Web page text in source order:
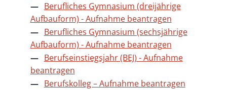
Berufliches Gymnasium (dreijährige
Aufbauform) - Aufnahme beantragen
Berufliches Gymnasium (sechsjährige
Aufbauform) - Aufnahme beantragen
Berufseinstiegsjahr (BEJ) - Aufnahme
beantragen
Berufskolleg – Aufnahme beantragen